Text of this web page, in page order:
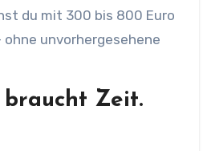
du mit 300 bis 800 Euro
unvorhergesehene
braucht Zeit.